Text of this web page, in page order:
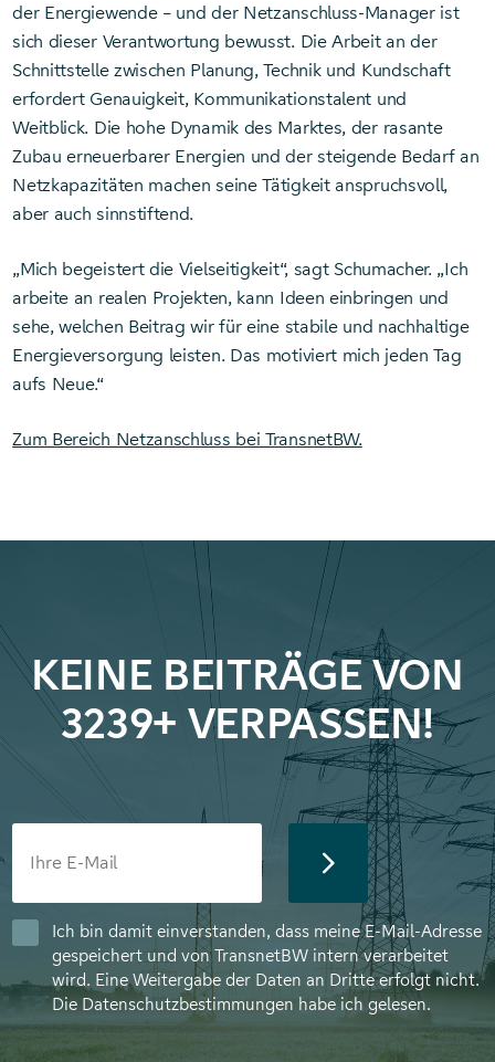
der Energiewende – und der Netzanschluss-Manager ist
sich dieser Verantwortung bewusst. Die Arbeit an der
Schnittstelle zwischen Planung, Technik und Kundschaft
erfordert Genauigkeit, Kommunikationstalent und
Weitblick. Die hohe Dynamik des Marktes, der rasante
Zubau erneuerbarer Energien und der steigende Bedarf an
Netzkapazitäten machen seine Tätigkeit anspruchsvoll,
aber auch sinnstiftend.
„Mich begeistert die Vielseitigkeit“, sagt Schumacher. „Ich
arbeite an realen Projekten, kann Ideen einbringen und
sehe, welchen Beitrag wir für eine stabile und nachhaltige
Energieversorgung leisten. Das motiviert mich jeden Tag
aufs Neue.“
Zum Bereich Netzanschluss bei TransnetBW.
KEINE BEITRÄGE VON
3239+ VERPASSEN!
Ich bin damit einverstanden, dass meine E-Mail-Adresse
gespeichert und von TransnetBW intern verarbeitet
wird. Eine Weitergabe der Daten an Dritte erfolgt nicht.
Die Datenschutzbestimmungen habe ich gelesen.